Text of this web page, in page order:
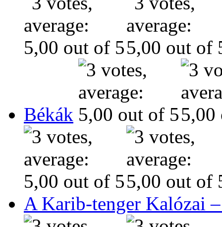
Békák
A Karib-tenger Kalózai